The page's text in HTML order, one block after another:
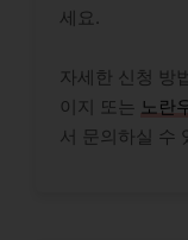
세요.
자세한 신청 방
이지
또는 노란
서 문의하실 수